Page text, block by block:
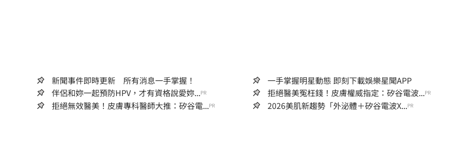
新聞事件即時更新 所有消息一手掌握！
一手掌握明星動態 即刻下載娛樂星聞APP
伴侶和妳一起預防HPV，才有資格說愛妳...PR 拒絕醫美冤枉錢！皮膚權威指定：矽谷電波...PR
拒絕無效醫美！皮膚專科醫師大推：矽谷電...PR 2026美肌新趨勢「外泌體＋矽谷電波X...PR